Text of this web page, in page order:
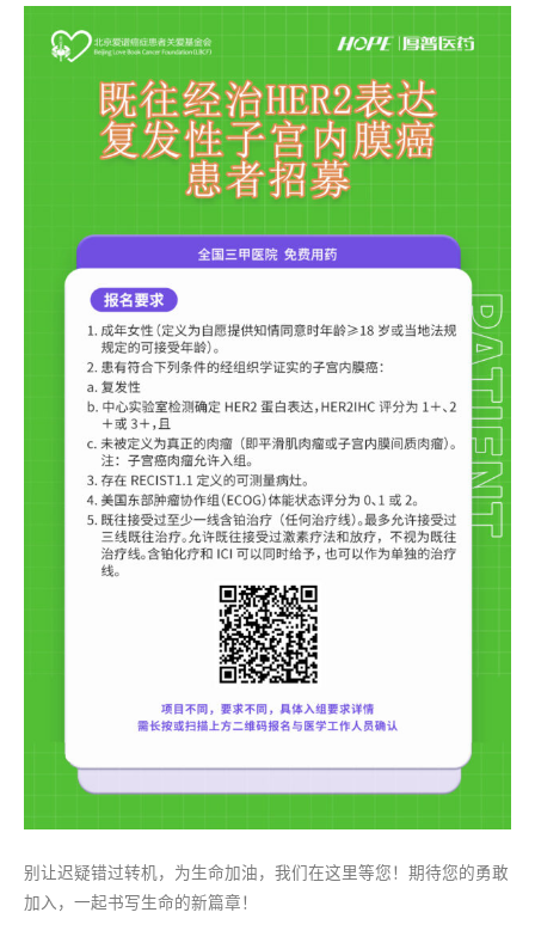
别让迟疑错过转机，为生命加油，我们在这里等您！期待您的勇敢
加入，一起书写生命的新篇章！